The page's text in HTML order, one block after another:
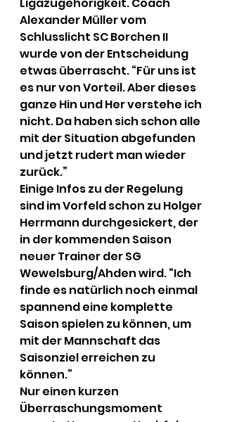
Alexander Müller vom
Schlusslicht SC Borchen II
wurde von der Entscheidung
etwas überrascht. “Für uns ist
es nur von Vorteil. Aber dieses
ganze Hin und Her verstehe ich
nicht. Da haben sich schon alle
mit der Situation abgefunden
und jetzt rudert man wieder
zurück.”
Einige Infos zu der Regelung
sind im Vorfeld schon zu Holger
Herrmann durchgesickert, der
in der kommenden Saison
neuer Trainer der SG
Wewelsburg/Ahden wird. “Ich
finde es natürlich noch einmal
spannend eine komplette
Saison spielen zu können, um
mit der Mannschaft das
Saisonziel erreichen zu
können.”
Nur einen kurzen
Überraschungsmoment